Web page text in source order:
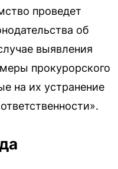
проведет
об
выявления
прокурорского
на их устранение